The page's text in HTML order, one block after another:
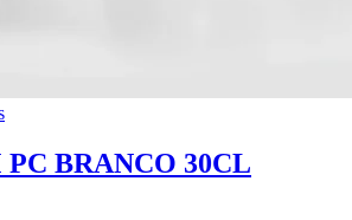
BRANCO 30CL